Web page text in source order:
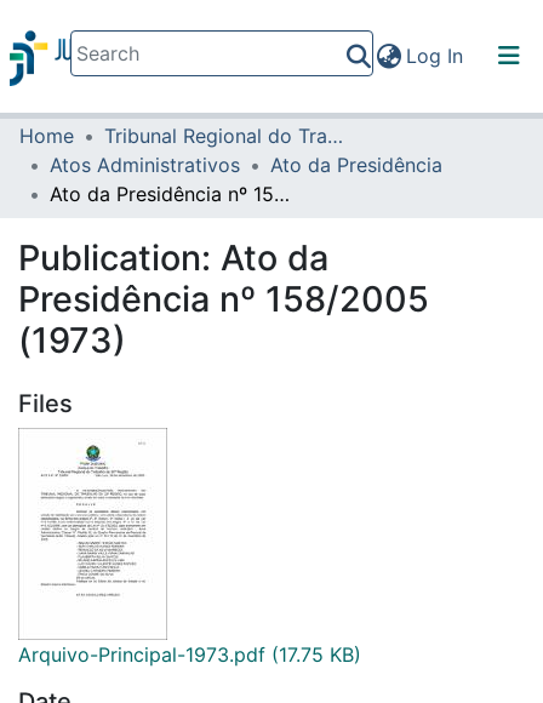
Log In(current)
Communities & Collections
All of DSpace
Home
Tribunal Regional do Trabalho da 16ª Região
Atos Administrativos
Ato da Presidência
Ato da Presidência nº 158/2005 (1973)
Publication: Ato da
Presidência nº 158/2005
(1973)
Files
Arquivo-Principal-1973.pdf (17.75 KB)